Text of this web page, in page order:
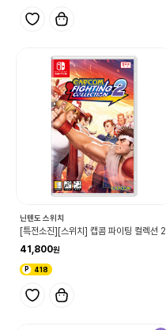
닌텐도 스위치
[특전소진][스위치] 캡콤 파이팅 컬렉션 2
41,800
418